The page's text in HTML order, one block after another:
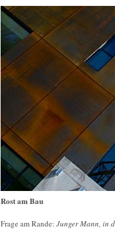
Rost am Bau
Frage am Rande: Junger Mann, in